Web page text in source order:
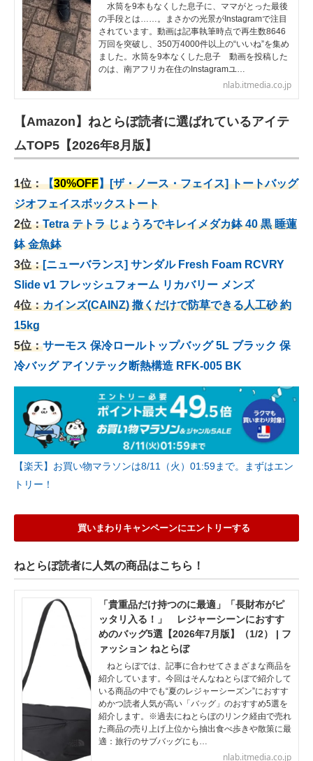
水筒を9本もなくした息子に、ママがとった最後
の手段とは……。まさかの光景がInstagramで注目
されています。動画は記事執筆時点で再生数8646
万回を突破し、350万4000件以上の“いいね”を集め
ました。水筒を9本なくした息子 動画を投稿した
のは、南アフリカ在住のInstagramユ…
nlab.itmedia.co.jp
【Amazon】ねとらぼ読者に選ばれているアイテ
ムTOP5【2026年8月版】
1位：【30%OFF】[ザ・ノース・フェイス] トートバッグ
ジオフェイスボックストート
2位：Tetra テトラ じょうろでキレイメダカ鉢 40 黒 睡蓮
鉢 金魚鉢
3位：[ニューバランス] サンダル Fresh Foam RCVRY
Slide v1 フレッシュフォーム リカバリー メンズ
4位：カインズ(CAINZ) 撒くだけで防草できる人工砂 約
15kg
5位：サーモス 保冷ロールトップバッグ 5L ブラック 保
冷バッグ アイソテック断熱構造 RFK-005 BK
【楽天】お買い物マラソンは8/11（火）01:59まで。まずはエン
トリー！
買いまわりキャンペーンにエントリーする
ねとらぼ読者に人気の商品はこちら！
「貴重品だけ持つのに最適」「長財布がピ
ッタリ入る！」 レジャーシーンにおすす
めのバッグ5選【2026年7月版】（1/2） | フ
ァッション ねとらぼ
ねとらぼでは、記事に合わせてさまざまな商品を
紹介しています。今回はそんなねとらぼで紹介して
いる商品の中でも“夏のレジャーシーズン”におすす
めかつ読者人気が高い「バッグ」のおすすめ5選を
紹介します。※過去にねとらぼのリンク経由で売れ
た商品の売り上げ上位から抽出食べ歩きや散策に最
適：旅行のサブバッグにも…
nlab.itmedia.co.jp